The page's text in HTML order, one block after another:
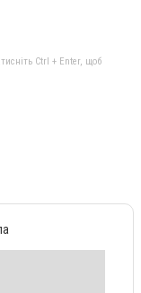
Ctrl + Enter, щоб